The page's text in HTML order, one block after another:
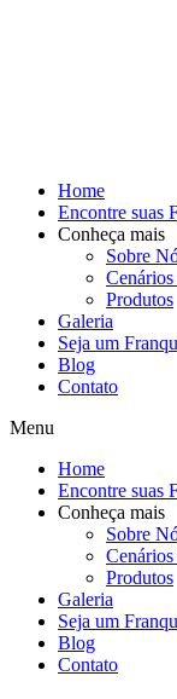
Home
Encontre suas
Conheça mais
Sobre
Produtos
Galeria
Seja um
Blog
Contato
Menu
Home
Encontre suas
Conheça mais
Sobre
Produtos
Galeria
Seja um
Blog
Contato